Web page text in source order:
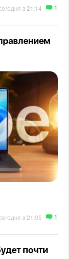
в 21:14 1
в 21:05 1
почти